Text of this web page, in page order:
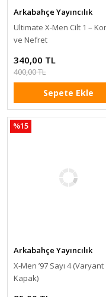
Arkabahçe Yayıncılık
Ultimate X-Men Cilt 1 –
ve Nefret
340,00 TL
400,00 TL
Sepete Ekle
%15
Arkabahçe Yayıncılık
X-Men ’97 Sayı 4 (Varyant
Kapak)